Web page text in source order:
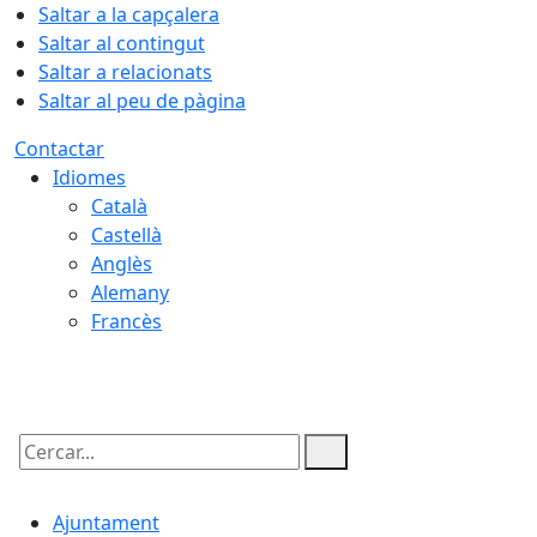
Saltar a la capçalera
Saltar al contingut
Saltar a relacionats
Saltar al peu de pàgina
Contactar
Idiomes
Català
Castellà
Anglès
Alemany
Francès
Cercar:
Ajuntament